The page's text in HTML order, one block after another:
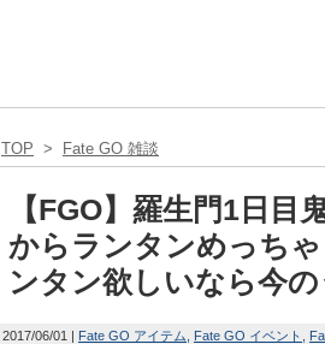
TOP > Fate GO 雑談
【FGO】羅生門1日目
からランタンめっち
ンタン欲しいなら今
2017/06/01 Fate GO アイテム Fate GO イベント